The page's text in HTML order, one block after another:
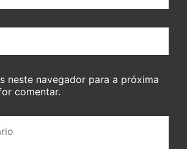
neste navegador para a próxima
comentar.